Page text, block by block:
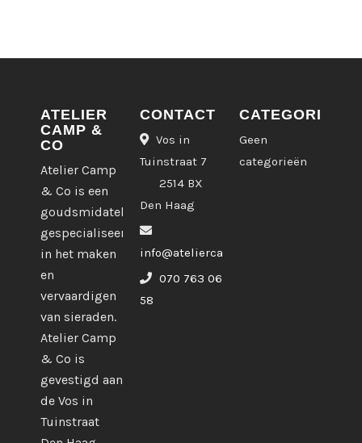
ATELIER
CAMP &
CO
Atelier Camp
& Co is een
goudsmidatelier
gespecialiseerd
in het maken
en
vervaardigen
van sieraden.
Atelier Camp
& Co is
gevestigd aan
de Vos in
Tuinstraat
CONTACT
Vos in
Tuinstraat 7
2514 BX
Den Haag
info@ateliercampco.com
070 763 06
58
CATEGORIEËN
Geen
categorieën